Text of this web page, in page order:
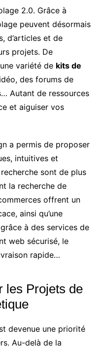
2.0. Grâce à
peuvent désormais
d’articles et de
projets. De
variété de kits de
des forums de
Autant de ressources
et aiguiser vos
a permis de proposer
intuitives et
sont de plus
la recherche de
offrent un
ainsi qu’une
à des services de
web sécurisé, le
rapide…
les Projets de
devenue une priorité
Au-delà de la